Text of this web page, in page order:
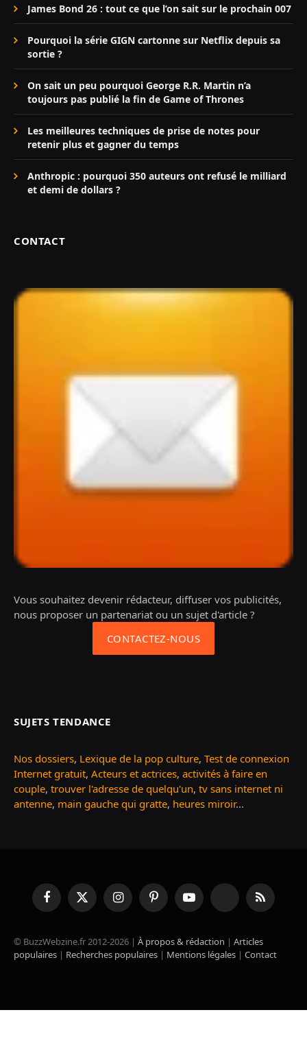
James Bond 26 : tout ce que l’on sait sur le prochain 007
Pourquoi la série GIGN cartonne sur Netflix depuis sa
sortie ?
On sait un peu pourquoi George R.R. Martin n’a
toujours pas publié la fin de Game of Thrones
Les meilleures techniques de prise de notes pour
retenir plus et gagner du temps
Anthropic : pourquoi 350 auteurs ont refusé le milliard
et demi de dollars ?
CONTACT
Vous souhaitez devenir rédacteur, diffuser vos publicités,
nous proposer un partenariat ou un sujet d'article ?
CONTACTEZ-NOUS
SUJETS TENDANCE
Nos dossiers, Lexique de la pop culture, Test de connexion
Internet gratuit, Acteurs et actrices, activités à faire en
couple, trouver l'adresse de quelqu'un, tv sans internet ni
antenne, main gauche qui gratte, heures miroir...
FacebookX
(Twitter)
InstagramPinterestYouTube TikTok RSS
© BuzzWebzine.fr 2012-2026 | À propos & rédaction | Articles
populaires | Recherches populaires | Mentions légales | Contact